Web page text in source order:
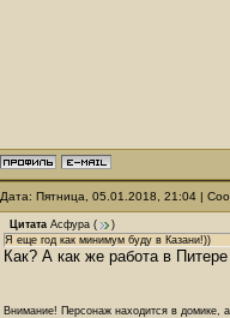
Дата: Пятница, 05.01.2018, 21:04 |
Цитата Асфура (
)
Я еще год как минимум буду в Казани!))
Как? А как же работа в
Внимание! Персонаж находится в домике,